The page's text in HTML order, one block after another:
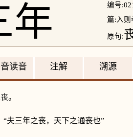
年
编号
篇:入则
原句:
读音 注解 溯源
。
“夫三年之丧，天下之通丧也”